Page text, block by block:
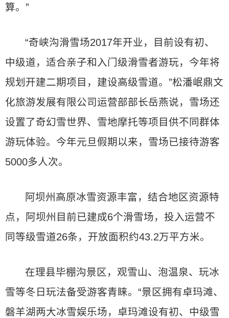
算。”
“奇峡沟滑雪场2017年开业，目前设有初、
中级道，适合亲子和入门级滑雪者游玩，今年将
规划开建二期项目，建设高级雪道。”松潘岷鼎文
化旅游发展有限公司运营部部长岳燕说，雪场还
设置了奇幻雪世界、雪地摩托等项目供不同群体
游玩体验。今年元旦假期以来，雪场已接待游客
5000多人次。
阿坝州高原冰雪资源丰富，结合地区资源特
点，阿坝州目前已建成6个滑雪场，投入运营不
同等级雪道26条，开放面积约43.2万平方米。
在理县毕棚沟景区，观雪山、泡温泉、玩冰
雪等冬日玩法备受游客青睐。“景区拥有卓玛滩、
磐羊湖两大冰雪娱乐场，卓玛滩设有初、中级雪